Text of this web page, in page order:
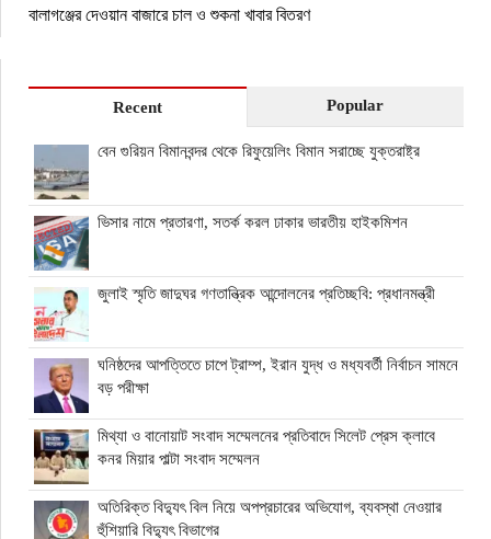
বালাগঞ্জের দেওয়ান বাজারে চাল ও শুকনা খাবার বিতরণ
Recent Popular
বেন গুরিয়ন বিমানবন্দর থেকে রিফুয়েলিং বিমান সরাচ্ছে যুক্তরাষ্ট্র
ভিসার নামে প্রতারণা, সতর্ক করল ঢাকার ভারতীয় হাইকমিশন
জুলাই স্মৃতি জাদুঘর গণতান্ত্রিক আন্দোলনের প্রতিচ্ছবি: প্রধানমন্ত্রী
ঘনিষ্ঠদের আপত্তিতে চাপে ট্রাম্প, ইরান যুদ্ধ ও মধ্যবর্তী নির্বাচন সামনে
বড় পরীক্ষা
মিথ্যা ও বানোয়াট সংবাদ সম্মেলনের প্রতিবাদে সিলেট প্রেস ক্লাবে
কনর মিয়ার পাল্টা সংবাদ সম্মেলন
অতিরিক্ত বিদ্যুৎ বিল নিয়ে অপপ্রচারের অভিযোগ, ব্যবস্থা নেওয়ার
হুঁশিয়ারি বিদ্যুৎ বিভাগের